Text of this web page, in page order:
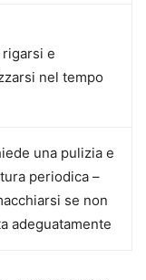
rigarsi e
nel tempo
una pulizia e
periodica –
se non
adeguatamente